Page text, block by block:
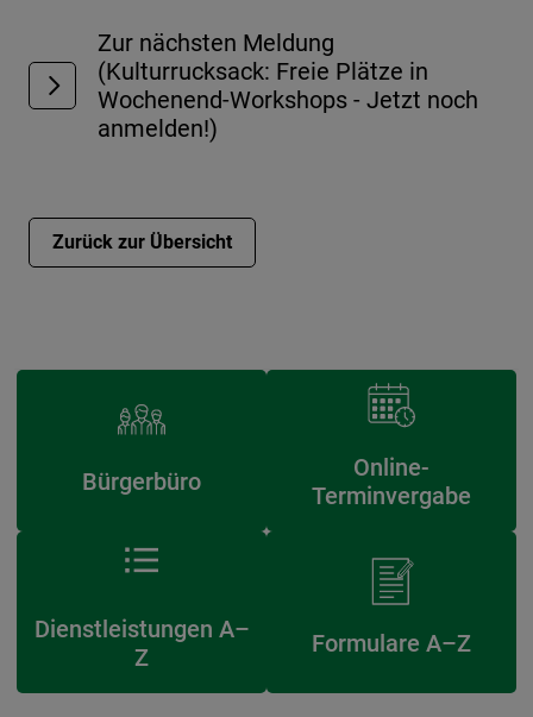
Zur nächsten Meldung
(Kulturrucksack: Freie Plätze in
Wochenend-Workshops - Jetzt noch
anmelden!)
Zurück zur Übersicht
Bürgerbüro
Online-
Terminvergabe
Dienstleistungen A–
Z
Formulare A–Z